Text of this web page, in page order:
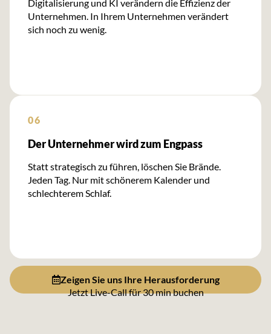
Digitalisierung und KI verändern die Effizienz der
Unternehmen. In Ihrem Unternehmen verändert
sich noch zu wenig.
06
Der Unternehmer wird zum Engpass
Statt strategisch zu führen, löschen Sie Brände.
Jeden Tag. Nur mit schönerem Kalender und
schlechterem Schlaf.
Zeigen Sie uns Ihre Herausforderung
Jetzt Live-Call für 30 min buchen